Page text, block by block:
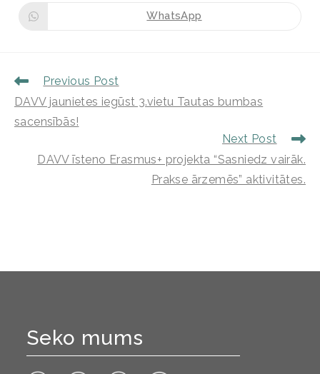
WhatsApp
Previous Post
DAVV jaunietes iegūst 3.vietu Tautas bumbas
sacensībās!
Next Post
DAVV īsteno Erasmus+ projekta “Sasniedz vairāk.
Prakse ārzemēs” aktivitātes.
Seko mums